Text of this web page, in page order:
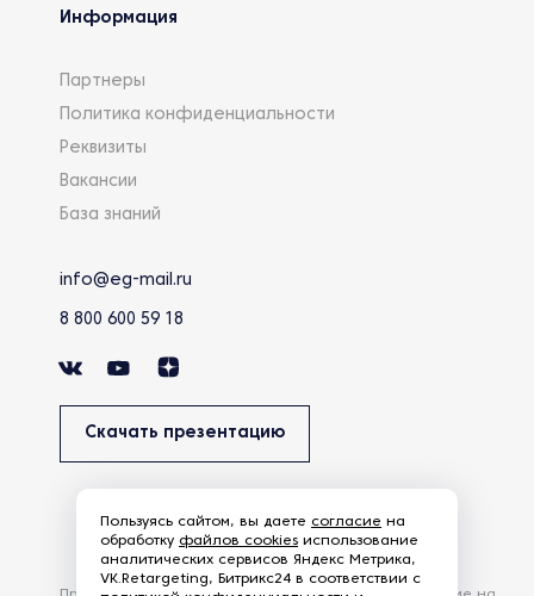
Информация
Партнеры
Политика конфиденциальности
Реквизиты
Вакансии
База знаний
info@eg-mail.ru
8 800 600 59 18
Скачать презентацию
Пользуясь сайтом, вы даете согласие на
обработку файлов cookies использование
аналитических сервисов Яндекс Метрика,
VK.Retargeting, Битрикс24 в соответствии с